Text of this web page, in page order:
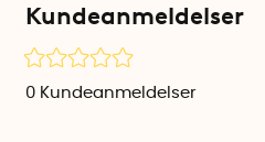
1 saks, 1 målebånd på 150
knapper, 6 hvide knapper,
længder og 8 garnruller i
Kundeanmeldelser
0 Kundeanmeldelser